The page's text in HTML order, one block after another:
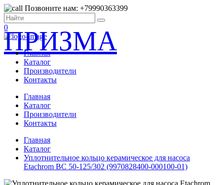
Позвоните нам: +79990363399
0
ПРИЗМА
Главная
Каталог
Производители
Контакты
Главная
Каталог
Производители
Контакты
Главная
Каталог
Уплотнительное кольцо керамическое для насоса
Etachrom BC 50-125/302 (9970828400-000100-01)